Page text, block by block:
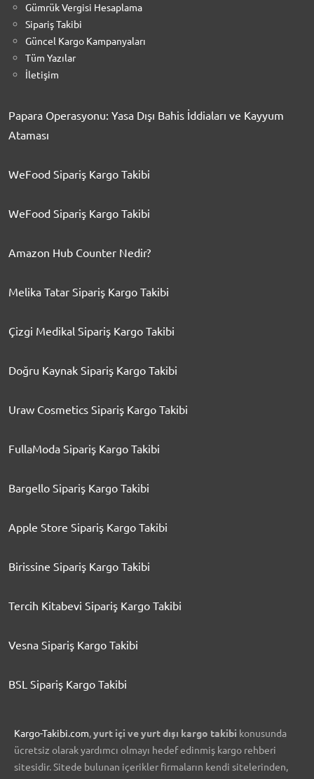
Gümrük Vergisi Hesaplama
Sipariş Takibi
Güncel Kargo Kampanyaları
Tüm Yazılar
İletişim
Papara Operasyonu: Yasa Dışı Bahis İddiaları ve Kayyum
Ataması
WeFood Sipariş Kargo Takibi
WeFood Sipariş Kargo Takibi
Amazon Hub Counter Nedir?
Melika Tatar Sipariş Kargo Takibi
Çizgi Medikal Sipariş Kargo Takibi
Doğru Kaynak Sipariş Kargo Takibi
Uraw Cosmetics Sipariş Kargo Takibi
FullaModa Sipariş Kargo Takibi
Bargello Sipariş Kargo Takibi
Apple Store Sipariş Kargo Takibi
Birissine Sipariş Kargo Takibi
Tercih Kitabevi Sipariş Kargo Takibi
Vesna Sipariş Kargo Takibi
BSL Sipariş Kargo Takibi
Kargo-Takibi.com,yurt içi ve yurt dışı kargo takibi konusunda
ücretsiz olarak yardımcı olmayı hedef edinmiş kargo rehberi
sitesidir. Sitede bulunan içerikler firmaların kendi sitelerinden,